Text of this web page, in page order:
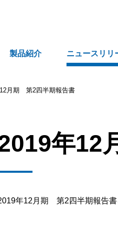
製品紹介 ニュースリリ
月期 第2四半期報告書
年12
年12月期 第2四半期報告書